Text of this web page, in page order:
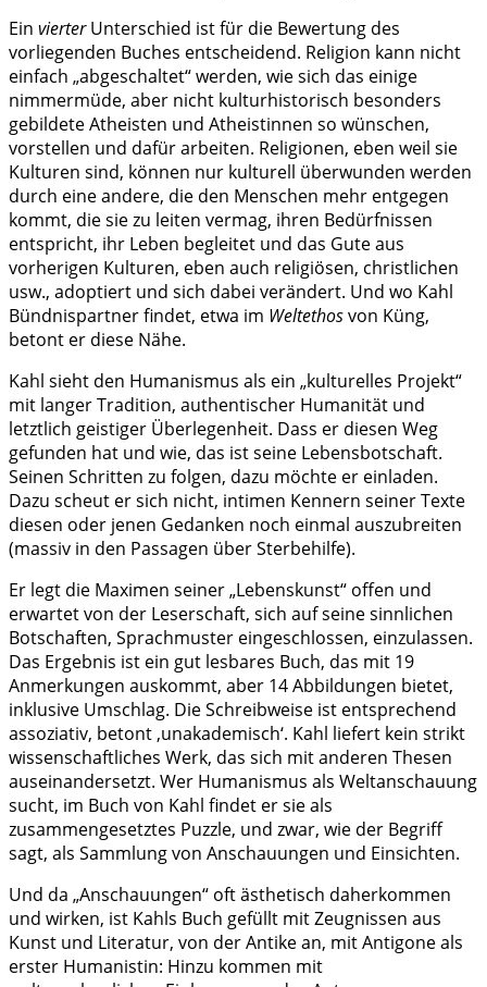
Ein vierterUnterschied ist für die Bewertung des
vorliegenden Buches entscheidend. Religion kann nicht
einfach „abgeschaltet“ werden, wie sich das einige
nimmermüde, aber nicht kulturhistorisch besonders
gebildete Atheisten und Atheistinnen so wünschen,
vorstellen und dafür arbeiten. Religionen, eben weil sie
Kulturen sind, können nur kulturell überwunden werden
durch eine andere, die den Menschen mehr entgegen
kommt, die sie zu leiten vermag, ihren Bedürfnissen
entspricht, ihr Leben begleitet und das Gute aus
vorherigen Kulturen, eben auch religiösen, christlichen
usw., adoptiert und sich dabei verändert. Und wo Kahl
Bündnispartner findet, etwa im Weltethosvon Küng,
betont er diese Nähe.
Kahl sieht den Humanismus als ein „kulturelles Projekt“
mit langer Tradition, authentischer Humanität und
letztlich geistiger Überlegenheit. Dass er diesen Weg
gefunden hat und wie, das ist seine Lebensbotschaft.
Seinen Schritten zu folgen, dazu möchte er einladen.
Dazu scheut er sich nicht, intimen Kennern seiner Texte
diesen oder jenen Gedanken noch einmal auszubreiten
(massiv in den Passagen über Sterbehilfe).
Er legt die Maximen seiner „Lebenskunst“ offen und
erwartet von der Leserschaft, sich auf seine sinnlichen
Botschaften, Sprachmuster eingeschlossen, einzulassen.
Das Ergebnis ist ein gut lesbares Buch, das mit 19
Anmerkungen auskommt, aber 14 Abbildungen bietet,
inklusive Umschlag. Die Schreibweise ist entsprechend
assoziativ, betont ‚unakademisch‘. Kahl liefert kein strikt
wissenschaftliches Werk, das sich mit anderen Thesen
auseinandersetzt. Wer Humanismus als Weltanschauung
sucht, im Buch von Kahl findet er sie als
zusammengesetztes Puzzle, und zwar, wie der Begriff
sagt, als Sammlung von Anschauungen und Einsichten.
Und da „Anschauungen“ oft ästhetisch daherkommen
und wirken, ist Kahls Buch gefüllt mit Zeugnissen aus
Kunst und Literatur, von der Antike an, mit Antigone als
erster Humanistin: Hinzu kommen mit